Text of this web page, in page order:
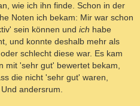
wie ich ihn finde. Schon in der
Noten ich bekam: Mir war schon
sein können und ich habe
und konnte deshalb mehr als
schlecht diese war. Es kam
mit 'sehr gut' bewertet bekam,
die nicht 'sehr gut' waren,
andersrum.